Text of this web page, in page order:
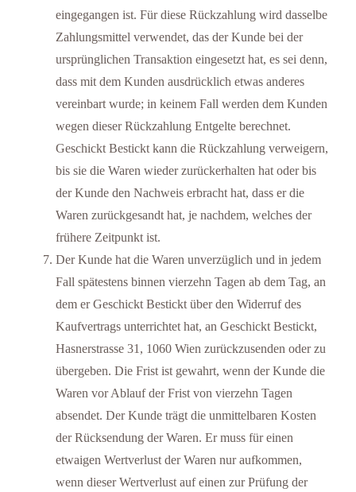
eingegangen ist. Für diese Rückzahlung wird dasselbe
Zahlungsmittel verwendet, das der Kunde bei der
ursprünglichen Transaktion eingesetzt hat, es sei denn,
dass mit dem Kunden ausdrücklich etwas anderes
vereinbart wurde; in keinem Fall werden dem Kunden
wegen dieser Rückzahlung Entgelte berechnet.
Geschickt Bestickt kann die Rückzahlung verweigern,
bis sie die Waren wieder zurückerhalten hat oder bis
der Kunde den Nachweis erbracht hat, dass er die
Waren zurückgesandt hat, je nachdem, welches der
frühere Zeitpunkt ist.
Der Kunde hat die Waren unverzüglich und in jedem
Fall spätestens binnen vierzehn Tagen ab dem Tag, an
dem er Geschickt Bestickt über den Widerruf des
Kaufvertrags unterrichtet hat, an Geschickt Bestickt,
Hasnerstrasse 31, 1060 Wien zurückzusenden oder zu
übergeben. Die Frist ist gewahrt, wenn der Kunde die
Waren vor Ablauf der Frist von vierzehn Tagen
absendet. Der Kunde trägt die unmittelbaren Kosten
der Rücksendung der Waren. Er muss für einen
etwaigen Wertverlust der Waren nur aufkommen,
wenn dieser Wertverlust auf einen zur Prüfung der